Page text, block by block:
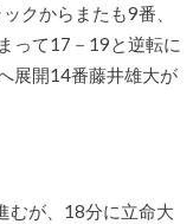
クからまたも9番、
って17－19と逆転に
展開14番藤井雄大が
むが、18分に立命大